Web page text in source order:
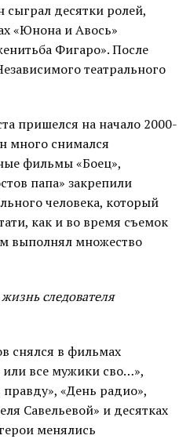
сыграл десятки ролей,
«Юнона и Авось»
Фигаро». После
театрального
пришелся на начало 2000-
много снимался
фильмы «Боец»,
папа» закрепили
человека, который
как и во время съемок
выполнял множество
следователя
снялся в фильмах
или все мужики сво…»,
«День радио»,
Савельевой» и десятках
менялись